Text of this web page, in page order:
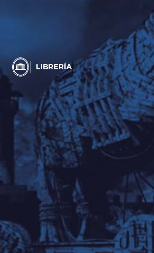
LIBRERÍA